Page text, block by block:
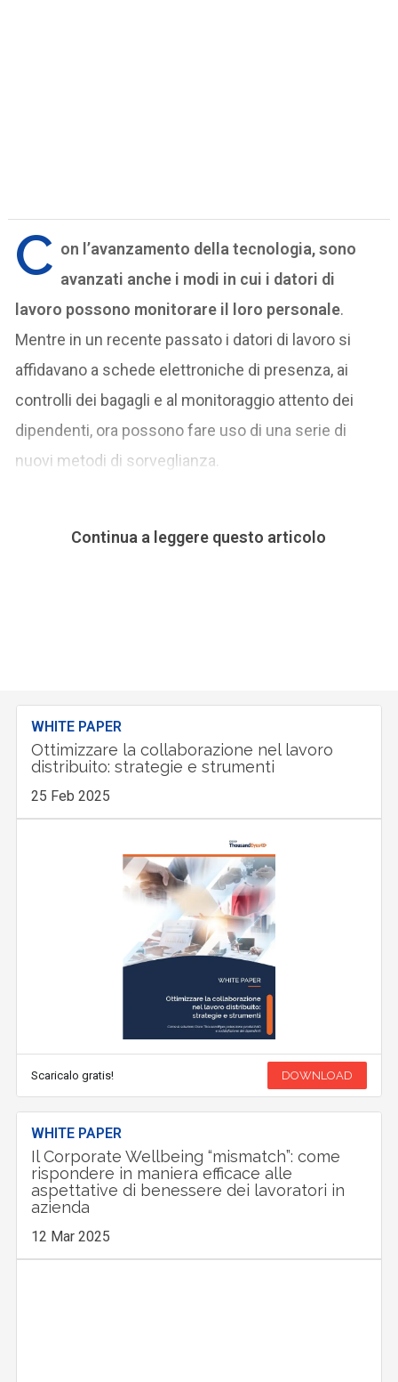
C on l’avanzamento della tecnologia, sono
avanzati anche i modi in cui i datori di
lavoro possono monitorare il loro personale.
Mentre in un recente passato i datori di lavoro si
affidavano a schede elettroniche di presenza, ai
controlli dei bagagli e al monitoraggio attento dei
dipendenti, ora possono fare uso di una serie di
nuovi metodi di sorveglianza.
Continua a leggere questo articolo
WHITE PAPER
Ottimizzare la collaborazione nel lavoro
distribuito: strategie e strumenti
25 Feb 2025
Scaricalo gratis! DOWNLOAD
WHITE PAPER
Il Corporate Wellbeing “mismatch”: come
rispondere in maniera efficace alle
aspettative di benessere dei lavoratori in
azienda
12 Mar 2025